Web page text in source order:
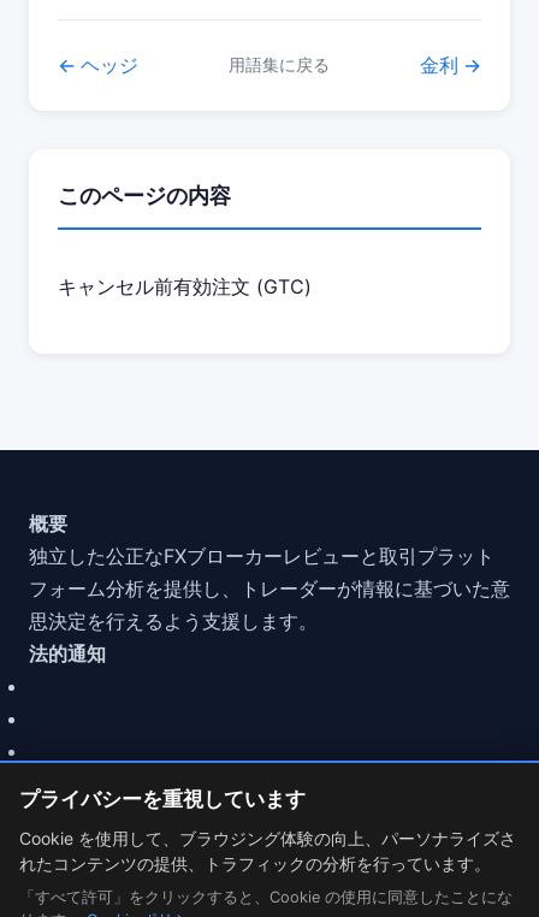
← ヘッジ 用語集に戻る 金利 →
このページの内容
キャンセル前有効注文 (GTC)
プライバシーを重視しています
Cookie を使用して、ブラウジング体験の向上、パーソナライズさ
れたコンテンツの提供、トラフィックの分析を行っています。
「すべて許可」をクリックすると、Cookie の使用に同意したことにな
概要
独立した公正なFXブローカーレビューと取引プラット
フォーム分析を提供し、トレーダーが情報に基づいた意
思決定を行えるよう支援します。
法的通知
© 2026 MarketCFD | FXブローカー レビュー. Trading involves
risk.